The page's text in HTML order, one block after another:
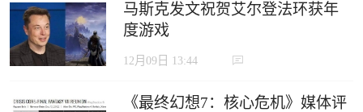
马斯克发文祝贺艾尔登法环获年
度游戏
12月09日 13:44
《最终幻想7：核心危机》媒体评